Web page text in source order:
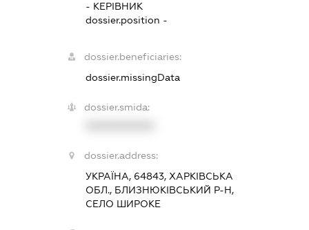
- КЕРІВНИК
dossier.position -
dossier.beneficiaries:
dossier.missingData
dossier.smida:
dossier.address:
УКРАЇНА, 64843, ХАРКІВСЬКА
ОБЛ., БЛИЗНЮКІВСЬКИЙ Р-Н,
СЕЛО ШИРОКЕ